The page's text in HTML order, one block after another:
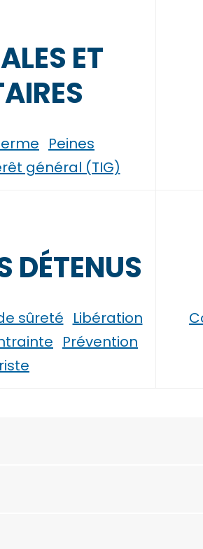
ET
Peines
général (TIG)
DÉTENUS
sûreté Libération
Prévention